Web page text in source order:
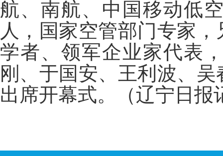
航、南航、中国移动低
人，国家空管部门专家
学者、领军企业家代表
刚、于国安、王利波、
出席开幕式。（辽宁日报